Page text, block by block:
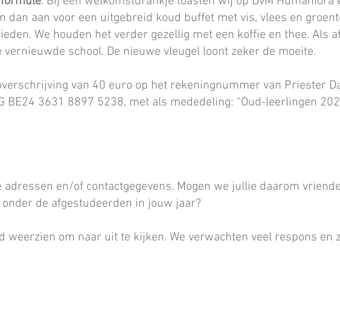
dan aan voor een uitgebreid koud buffet met vis, vlees en
We houden het verder gezellig met een koffie en thee. Als
school. De nieuwe vleugel loont zeker de moeite.
van 40 euro op het rekeningnummer van Priester
BE24 3631 8897 5238, met als mededeling: “Oud-leerlingen
en/of contactgegevens. Mogen we jullie daarom
de afgestudeerden in jouw jaar?
om naar uit te kijken. We verwachten veel respons en